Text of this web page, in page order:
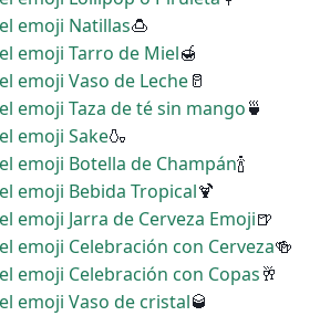
emoji Natillas🍮
emoji Tarro de Miel🍯
emoji Vaso de Leche🥛
emoji Taza de té sin mango🍵
emoji Sake🍶
emoji Botella de Champán🍾
emoji Bebida Tropical🍹
emoji Jarra de Cerveza Emoji🍺
emoji Celebración con Cerveza🍻
emoji Celebración con Copas🥂
emoji Vaso de cristal🥃